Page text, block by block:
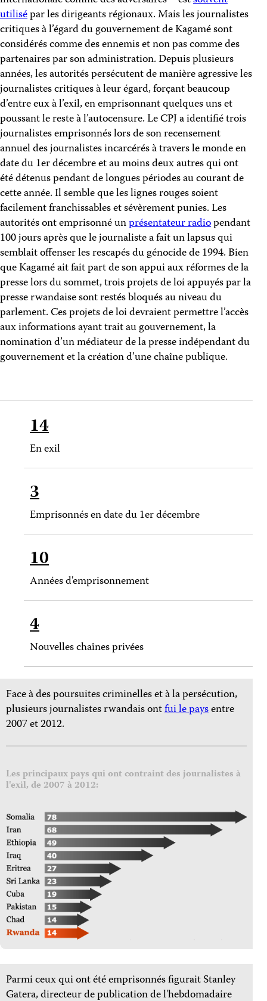
utilisépar les dirigeants régionaux. Mais les journalistes
critiques à l’égard du gouvernement de Kagamé sont
considérés comme des ennemis et non pas comme des
partenaires par son administration. Depuis plusieurs
années, les autorités persécutent de manière agressive les
journalistes critiques à leur égard, forçant beaucoup
d’entre eux à l’exil, en emprisonnant quelques uns et
poussant le reste à l’autocensure. Le CPJ a identifié trois
journalistes emprisonnés lors de son recensement
annuel des journalistes incarcérés à travers le monde en
date du 1er décembre et au moins deux autres qui ont
été détenus pendant de longues périodes au courant de
cette année. Il semble que les lignes rouges soient
facilement franchissables et sévèrement punies. Les
autorités ont emprisonné unprésentateur radiopendant
100 jours après que le journaliste a fait un lapsus qui
semblait offenser les rescapés du génocide de 1994. Bien
que Kagamé ait fait part de son appui aux réformes de la
presse lors du sommet, trois projets de loi appuyés par la
presse rwandaise sont restés bloqués au niveau du
parlement. Ces projets de loi devraient permettre l’accès
aux informations ayant trait au gouvernement, la
nomination d’un médiateur de la presse indépendant du
gouvernement et la création d’une chaîne publique.
14
En exil
3
Emprisonnés en date du 1er décembre
10
Années d'emprisonnement
4
Nouvelles chaînes privées
Face à des poursuites criminelles et à la persécution,
plusieurs journalistes rwandais ontfui le paysentre
2007 et 2012.
Les principaux pays qui ont contraint des journalistes à
l'exil, de 2007 à 2012:
Parmi ceux qui ont été emprisonnés figurait Stanley
Gatera, directeur de publication de l'hebdomadaire